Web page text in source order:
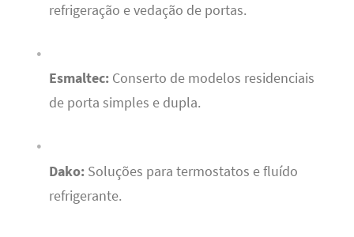
refrigeração e vedação de portas.
Esmaltec:Conserto de modelos residenciais
de porta simples e dupla.
Dako:Soluções para termostatos e fluído
refrigerante.